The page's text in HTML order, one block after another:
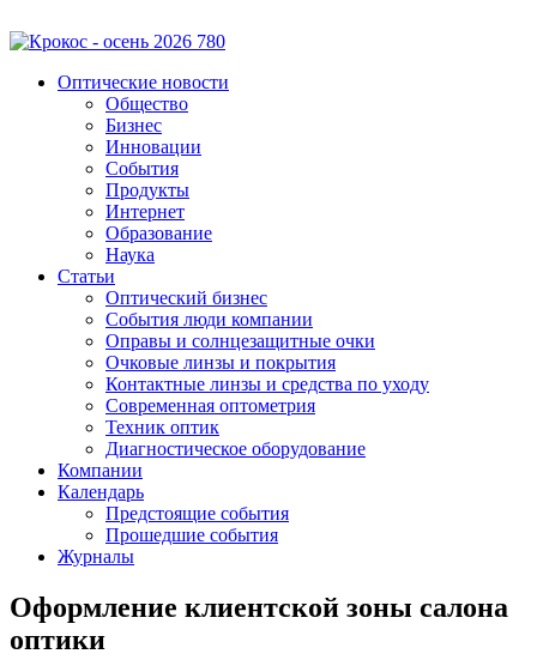
Оптические новости
Общество
Бизнес
Инновации
События
Продукты
Интернет
Образование
Наука
Статьи
Оптический бизнес
События люди компании
Оправы и солнцезащитные очки
Очковые линзы и покрытия
Контактные линзы и средства по уходу
Современная оптометрия
Техник оптик
Диагностическое оборудование
Компании
Календарь
Предстоящие события
Прошедшие события
Журналы
Оформление клиентской зоны салона
оптики